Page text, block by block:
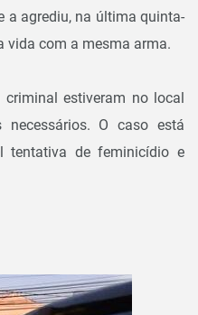
a agrediu, na última quinta-
vida com a mesma arma.
estiveram no local
necessários. O caso está
tentativa de feminicídio e